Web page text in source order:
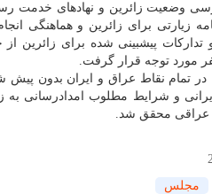
وضعیت زائرین و نهادهای خدمت
زیارتی برای زائرین و
و تدارکات پیشبینی شده برای
مورد توجه قرار گرفت.
ایجاد زیرساخت تلفن ۱۲۸ در تمام نقاط
و شرایط مطلوب امدادرسانی به
عراقی محقق شد.
مجلس